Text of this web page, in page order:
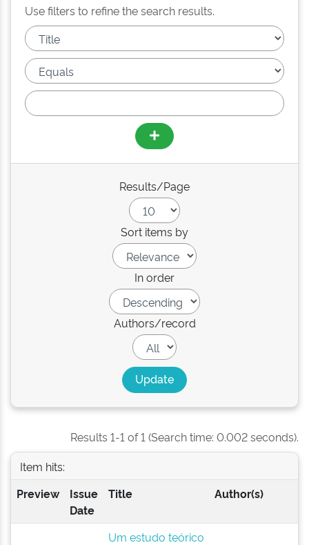
Use filters to refine the search results.
Results/Page
Sort items by
In order
Authors/record
Results 1-1 of 1 (Search time: 0.002 seconds).
Item hits:
Preview
Issue
Date
Title Author(s)
Um estudo teórico